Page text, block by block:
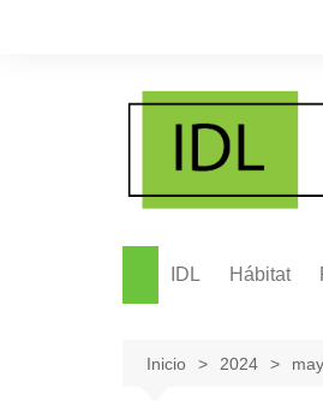
IDL Hábitat
Inicio 2024